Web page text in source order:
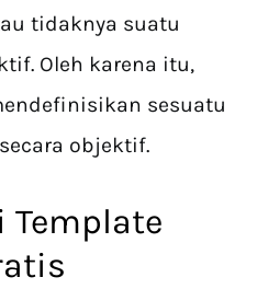
tidaknya suatu
Oleh karena itu,
sesuatu
objektif.
Template